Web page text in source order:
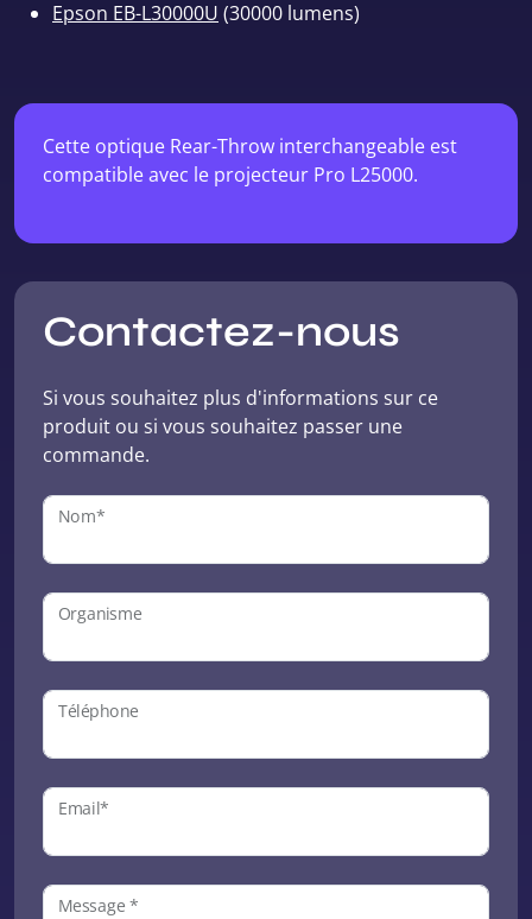
Epson EB-L30000U (30000 lumens)
Cette optique Rear-Throw interchangeable est
compatible avec le projecteur Pro L25000.
Contactez-nous
Si vous souhaitez plus d'informations sur ce
produit ou si vous souhaitez passer une
commande.
Nom*
Organisme
Téléphone
Email*
Message *